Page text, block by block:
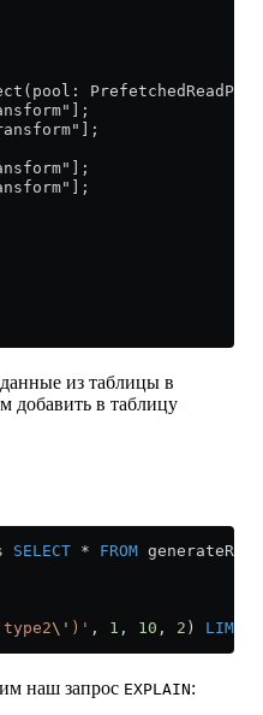
из таблицы в
добавить в таблицу
SELECT * FROM
type2\' )' , 1 , 10 , 2 ) LIMIT
наш запрос EXPLAIN: